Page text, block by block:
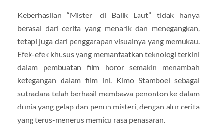
Keberhasilan “Misteri di Balik Laut” tidak hanya
berasal dari cerita yang menarik dan menegangkan,
tetapi juga dari penggarapan visualnya yang memukau.
Efek-efek khusus yang memanfaatkan teknologi terkini
dalam pembuatan film horor semakin menambah
ketegangan dalam film ini. Kimo Stamboel sebagai
sutradara telah berhasil membawa penonton ke dalam
dunia yang gelap dan penuh misteri, dengan alur cerita
yang terus-menerus memicu rasa penasaran.